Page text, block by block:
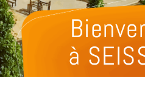
à